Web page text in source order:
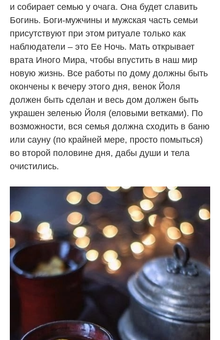
и собирает семью у очага. Она будет славить
Богинь. Боги-мужчины и мужская часть семьи
присутствуют при этом ритуале только как
наблюдатели – это Ее Ночь. Мать открывает
врата Иного Мира, чтобы впустить в наш мир
новую жизнь. Все работы по дому должны быть
окончены к вечеру этого дня, венок Йоля
должен быть сделан и весь дом должен быть
украшен зеленью Йоля (еловыми ветками). По
возможности, вся семья должна сходить в баню
или сауну (по крайней мере, просто помыться)
во второй половине дня, дабы души и тела
очистились.